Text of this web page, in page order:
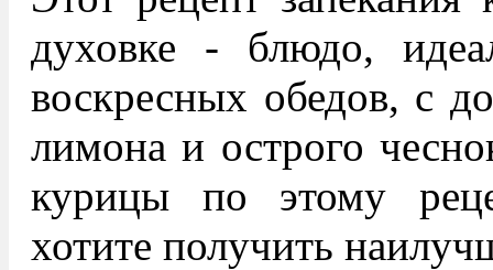
духовке - блюдо,
воскресных обедов, с
лимона и острого
курицы по этому
хотите получить